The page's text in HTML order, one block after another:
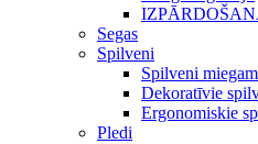
Segas
Spilveni
Spilveni miegam
Dekoratīvie
Ergonomiskie
Pledi